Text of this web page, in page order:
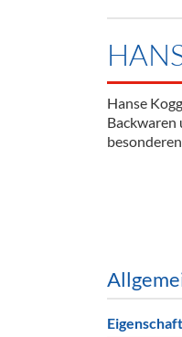
Gläser
Hanse
Backwaren
Eigenschaft